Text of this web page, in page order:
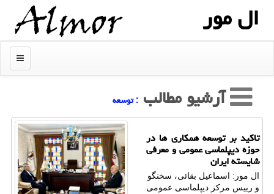
ال مور
منو
آرشیو مطالب : توسعه
تاکید بر توسعه همکاری ها در
حوزه دیپلماسی عمومی و معرفی
شایسته ایران
ال مور: اسماعیل بقائی، سخنگو
و رییس مرکز دیپلماسی عمومی